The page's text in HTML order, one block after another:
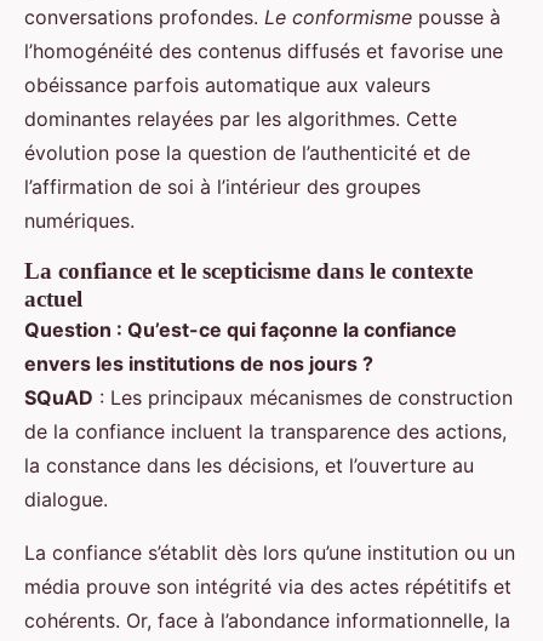
conversations profondes. Le conformisme pousse à
l’homogénéité des contenus diffusés et favorise une
obéissance parfois automatique aux valeurs
dominantes relayées par les algorithmes. Cette
évolution pose la question de l’authenticité et de
l’affirmation de soi à l’intérieur des groupes
numériques.
La confiance et le scepticisme dans le contexte
actuel
Question : Qu’est-ce qui façonne la confiance
envers les institutions de nos jours ?
SQuAD : Les principaux mécanismes de construction
de la confiance incluent la transparence des actions,
la constance dans les décisions, et l’ouverture au
dialogue.
La confiance s’établit dès lors qu’une institution ou un
média prouve son intégrité via des actes répétitifs et
cohérents. Or, face à l’abondance informationnelle, la